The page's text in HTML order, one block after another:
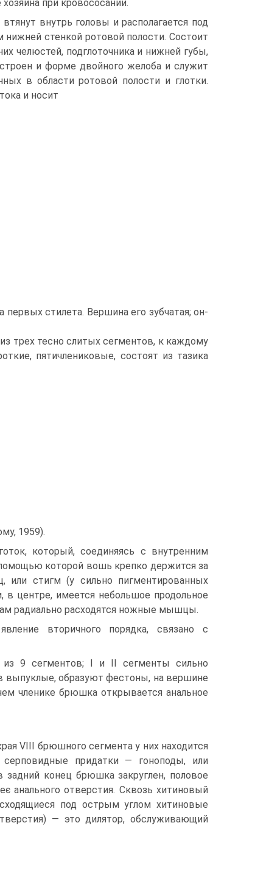
при кровососании.
внутрь головы и располагается под
стенкой ротовой полости. Состоит
челюстей, подглоточника и нижней губы,
и форме двойного желоба и служит
в области ротовой полости и глотки.
и носит
стилета. Вершина его зубчатая; он-
трех тесно слитых сегментов, к каждому
пятичлениковые, состоят из тазика
1959).
который, соединяясь с внутренним
которой вошь крепко держится за
или стигм (у сильно пигментированных
в центре, имеется небольшое продольное
радиально расходятся ножные мышцы.
вторичного порядка, связано с
9 сегментов; I и II сегменты сильно
образуют фестоны, на вершине
членике брюшка открывается анальное
VIII брюшного сегмента у них находится
серповидные придатки — гоноподы, или
конец брюшка закруглен, половое
анального отверстия. Сквозь хитиновый
под острым углом хитиновые
— это дилятор, обслуживающий